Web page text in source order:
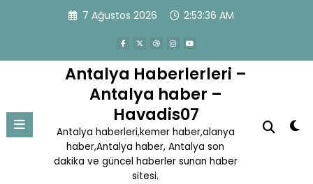
7 Ağustos 2026 2:53:36 AM
Antalya Haberlerleri –
Antalya haber –
Havadis07
Antalya haberleri,kemer haber,alanya
haber,Antalya haber, Antalya son
dakika ve güncel haberler sunan haber
sitesi.